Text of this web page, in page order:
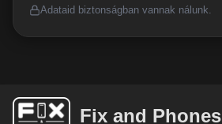
Adataid biztonságban vannak nálunk.
Fix and Phones